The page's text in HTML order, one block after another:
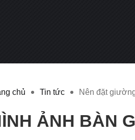
chủ Tin tức Nên đặt
ẢNH BÀN